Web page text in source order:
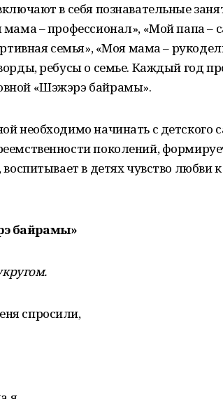
в себя познавательные
– профессионал», «Мой папа –
семья», «Моя мама –
ребусы о семье. Каждый год
«Шэжэрэ байрамы».
необходимо начинать с детского
поколений,
воспитывает в детях чувство любви
байрамы»
спросили,